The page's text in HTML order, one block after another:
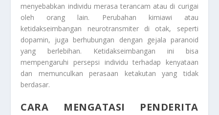
menyebabkan individu merasa terancam atau di curigai
oleh orang lain. Perubahan kimiawi atau
ketidakseimbangan neurotransmiter di otak, seperti
dopamin, juga berhubungan dengan gejala paranoid
yang berlebihan. Ketidakseimbangan ini bisa
mempengaruhi persepsi individu terhadap kenyataan
dan memunculkan perasaan ketakutan yang tidak
berdasar.
CARA MENGATASI PENDERITA